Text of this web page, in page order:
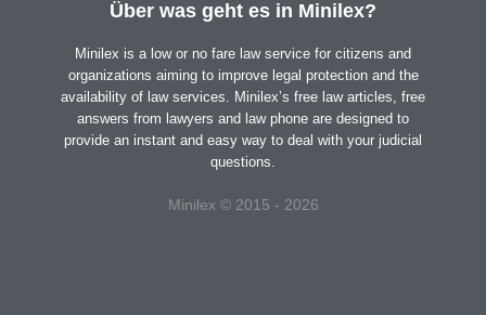
Über was geht es in Minilex?
Minilex is a low or no fare law service for citizens and
organizations aiming to improve legal protection and the
availability of law services. Minilex’s free law articles, free
answers from lawyers and law phone are designed to
provide an instant and easy way to deal with your judicial
questions.
Minilex © 2015 - 2026